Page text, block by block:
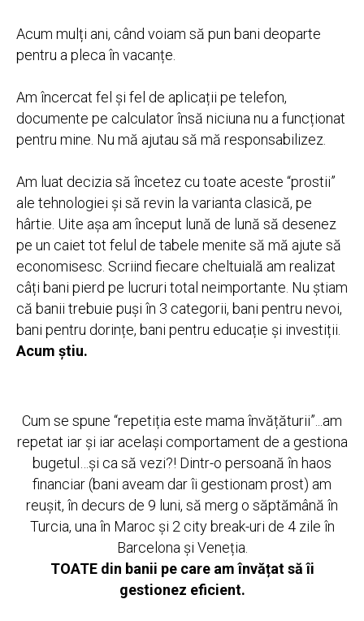
Acum mulți ani, când voiam să pun bani deoparte
pentru a pleca în vacanțe.
Am încercat fel și fel de aplicații pe telefon,
documente pe calculator însă niciuna nu a funcționat
pentru mine. Nu mă ajutau să mă responsabilizez.
Am luat decizia să încetez cu toate aceste “prostii”
ale tehnologiei și să revin la varianta clasică, pe
hârtie. Uite așa am început lună de lună să desenez
pe un caiet tot felul de tabele menite să mă ajute să
economisesc. Scriind fiecare cheltuială am realizat
câți bani pierd pe lucruri total neimportante. Nu știam
că banii trebuie puși în 3 categorii, bani pentru nevoi,
bani pentru dorințe, bani pentru educație și investiții.
Acum știu.
Cum se spune “repetiția este mama învățăturii”...am
repetat iar și iar același comportament de a gestiona
bugetul…și ca să vezi?! Dintr-o persoană în haos
financiar (bani aveam dar îi gestionam prost) am
reușit, în decurs de 9 luni, să merg o săptămână în
Turcia, una în Maroc și 2 city break-uri de 4 zile în
Barcelona și Veneția.
TOATE din banii pe care am învățat să îi
gestionez eficient.